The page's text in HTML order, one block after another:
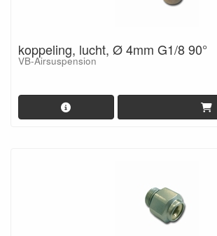
koppeling, lucht, Ø 4mm G1/8 90°
VB-Airsuspension